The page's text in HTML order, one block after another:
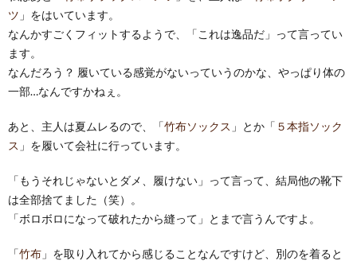
ツ 」をはいています。
なんかすごくフィットするようで、「これは逸品だ」って言ってい
ます。
なんだろう？ 履いている感覚がないっていうのかな、やっぱり体の
一部…なんですかねぇ。
あと、主人は夏ムレるので、「竹布ソックス 」とか「 ５本指ソック
ス 」を履いて会社に行っています。
「もうそれじゃないとダメ、履けない」って言って、結局他の靴下
は全部捨てました（笑）。
「ボロボロになって破れたから縫って」とまで言うんですよ。
「竹布 」を取り入れてから感じることなんですけど、別のを着ると